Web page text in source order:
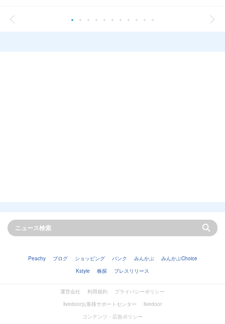
Peachy ブログ ショッピング バンク みんかぶ
みんかぶChoice
Kstyle
株探 プレスリリース
運営会社 利用規約
プライバシーポリシー
livedoorお客様サポートセンター
livedoor
コンテンツ・広告ポリシー